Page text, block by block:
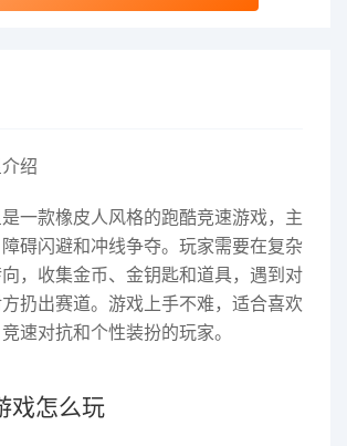
绍
一款橡皮人风格的跑酷竞速游戏，主
碍闪避和冲线争夺。玩家需要在复杂
，收集金币、金钥匙和道具，遇到对
扔出赛道。游戏上手不难，适合喜欢
速对抗和个性装扮的玩家。
戏怎么玩